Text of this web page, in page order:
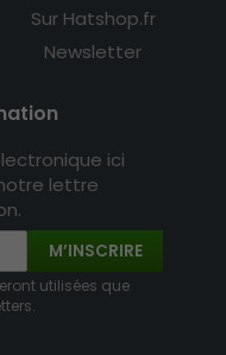
Sur Hatshop.fr
Newsletter
ici
lettre
M’INSCRIRE
utilisées que